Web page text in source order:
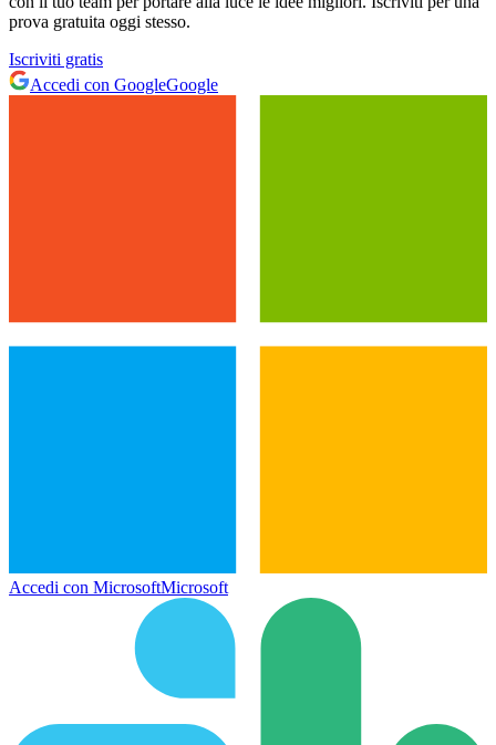
prova gratuita oggi stesso.
Iscriviti gratis
Accedi con GoogleGoogle
Accedi con MicrosoftMicrosoft